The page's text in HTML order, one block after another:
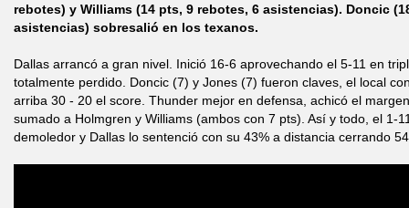
rebotes) y Williams (14 pts, 9 rebotes, 6 asistencias). Doncic
asistencias) sobresalió en los texanos.
Dallas arrancó a gran nivel. Inició 16-6 aprovechando el 5-11 en
totalmente perdido. Doncic (7) y Jones (7) fueron claves, el local
arriba 30 - 20 el score. Thunder mejor en defensa, achicó el
sumado a Holmgren y Williams (ambos con 7 pts). Así y todo, el 1-
demoledor y Dallas lo sentenció con su 43% a distancia cerrando